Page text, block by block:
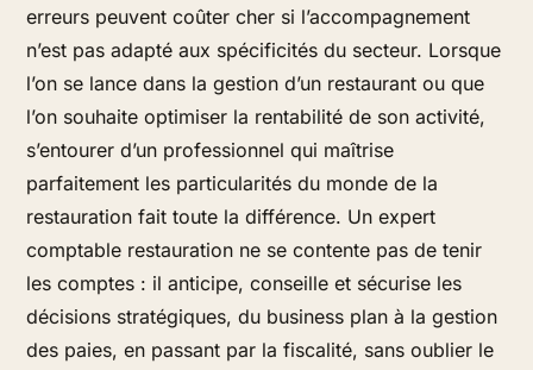
erreurs peuvent coûter cher si l’accompagnement
n’est pas adapté aux spécificités du secteur. Lorsque
l’on se lance dans la gestion d’un restaurant ou que
l’on souhaite optimiser la rentabilité de son activité,
s’entourer d’un professionnel qui maîtrise
parfaitement les particularités du monde de la
restauration fait toute la différence. Un expert
comptable restauration ne se contente pas de tenir
les comptes : il anticipe, conseille et sécurise les
décisions stratégiques, du business plan à la gestion
des paies, en passant par la fiscalité, sans oublier le